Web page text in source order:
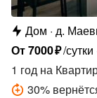
Дом д.
д.
От7000₽/сутки
1 год на
30%